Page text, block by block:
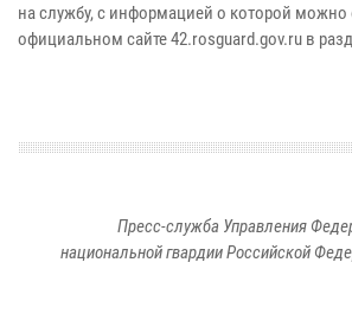
на службу, с информацией о которой можно
официальном сайте 42.rosguard.gov.ru в
Пресс-служба Управления
национальной гвардии Российской